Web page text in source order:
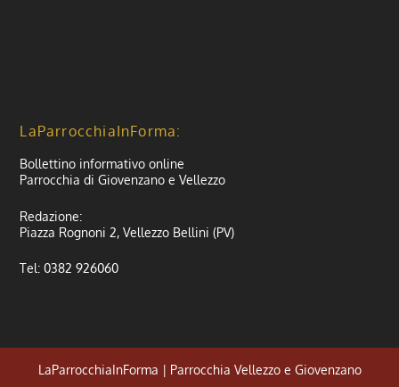
LaParrocchiaInForma:
Bollettino informativo online
Parrocchia di Giovenzano e Vellezzo
Redazione:
Piazza Rognoni 2, Vellezzo Bellini (PV)
Tel: 0382 926060
LaParrocchiaInForma | Parrocchia Vellezzo e Giovenzano